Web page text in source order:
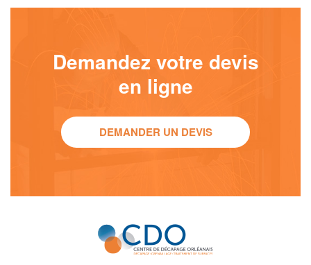
Demandez votre devis
en ligne
DEMANDER UN DEVIS